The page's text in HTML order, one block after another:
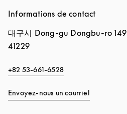
Informations de contact
대구시 Dong-gu Dongbu-ro 149
41229
+82 53-661-6528
Envoyez-nous un courriel